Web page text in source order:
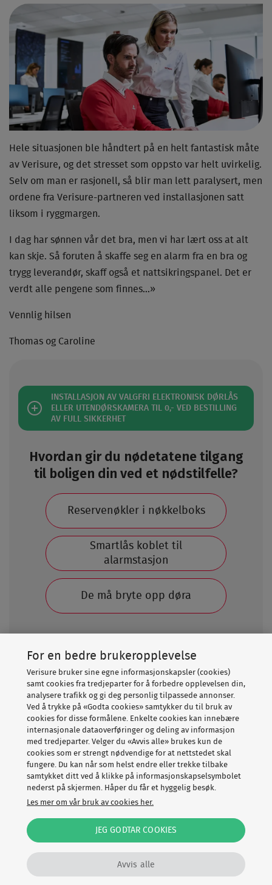
Hele situasjonen ble håndtert på en helt fantastisk måte
av Verisure, og det stresset som oppsto var helt uvirkelig.
Selv om man er rasjonell, så blir man lett paralysert, men
ordene fra Verisure-partneren ved installasjonen satt
liksom i ryggmargen.
I dag har sønnen vår det bra, men vi har lært oss at alt
kan skje. Så foruten å skaffe seg en alarm fra en bra og
trygg leverandør, skaff også et nattsikringspanel. Det er
verdt alle pengene som finnes…»
Vennlig hilsen
Thomas og Caroline
INSTALLASJON AV VALGFRI ELEKTRONISK DØRLÅS
ELLER UTENDØRSKAMERA TIL 0,- VED BESTILLING
AV FULL SIKKERHET
Hvordan gir du nødetatene tilgang
til boligen din ved et nødstilfelle?
Reservenøkler i nøkkelboks
Smartlås koblet til
alarmstasjon
De må bryte opp døra
12%
Her starter du din prisforespørsel. Svarene dine hjelper
oss med å forstå dine behov, og skreddersy et tilbud til
akkurat din bolig. Etter testen kontakter vi deg med et
uforpliktende pristilbud per telefon og/eller sms som
du kan vurdere i ro og mak.
Relaterte artikler
For en bedre brukeropplevelse
Verisure bruker sine egne informasjonskapsler (cookies)
samt cookies fra tredjeparter for å forbedre opplevelsen din,
analysere trafikk og gi deg personlig tilpassede annonser.
Ved å trykke på «Godta cookies» samtykker du til bruk av
cookies for disse formålene. Enkelte cookies kan innebære
internasjonale dataoverføringer og deling av informasjon
med tredjeparter. Velger du «Avvis alle» brukes kun de
cookies som er strengt nødvendige for at nettstedet skal
fungere. Du kan når som helst endre eller trekke tilbake
samtykket ditt ved å klikke på informasjonskapselsymbolet
nederst på skjermen. Håper du får et hyggelig besøk.
Les mer om vår bruk av cookies her.
Avvis alle
JEG GODTAR COOKIES